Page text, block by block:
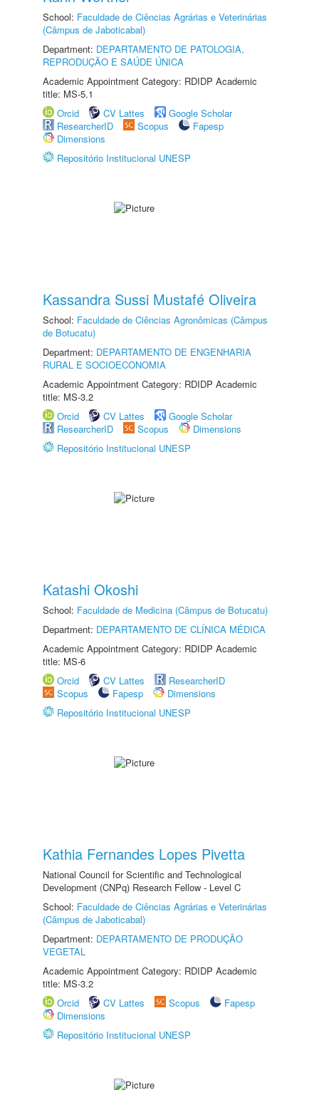
School: Faculdade de Ciências Agrárias e Veterinárias
(Câmpus de Jaboticabal)
Department: DEPARTAMENTO DE PATOLOGIA,
REPRODUÇÃO E SAÚDE ÚNICA
Academic Appointment Category: RDIDP Academic
title: MS-5.1
Orcid
CV Lattes
Google Scholar
ResearcherID
Scopus
Fapesp
Dimensions
Repositório Institucional UNESP
Kassandra Sussi Mustafé Oliveira
School: Faculdade de Ciências Agronômicas (Câmpus
de Botucatu)
Department: DEPARTAMENTO DE ENGENHARIA
RURAL E SOCIOECONOMIA
Academic Appointment Category: RDIDP Academic
title: MS-3.2
Orcid
CV Lattes
Google Scholar
ResearcherID
Scopus
Dimensions
Repositório Institucional UNESP
Katashi Okoshi
School: Faculdade de Medicina (Câmpus de Botucatu)
Department: DEPARTAMENTO DE CLÍNICA MÉDICA
Academic Appointment Category: RDIDP Academic
title: MS-6
Orcid
CV Lattes
ResearcherID
Scopus
Fapesp
Dimensions
Repositório Institucional UNESP
Kathia Fernandes Lopes Pivetta
National Council for Scientific and Technological
Development (CNPq) Research Fellow - Level C
School: Faculdade de Ciências Agrárias e Veterinárias
(Câmpus de Jaboticabal)
Department: DEPARTAMENTO DE PRODUÇÃO
VEGETAL
Academic Appointment Category: RDIDP Academic
title: MS-3.2
Orcid
CV Lattes Scopus
Fapesp
Dimensions
Repositório Institucional UNESP